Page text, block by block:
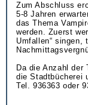
Zum Abschluss
5-8 Jahren
das Thema
werden. Zuerst
Umfallen“
Da die Anzahl der
die Stadtbücherei
Tel. 936363 oder